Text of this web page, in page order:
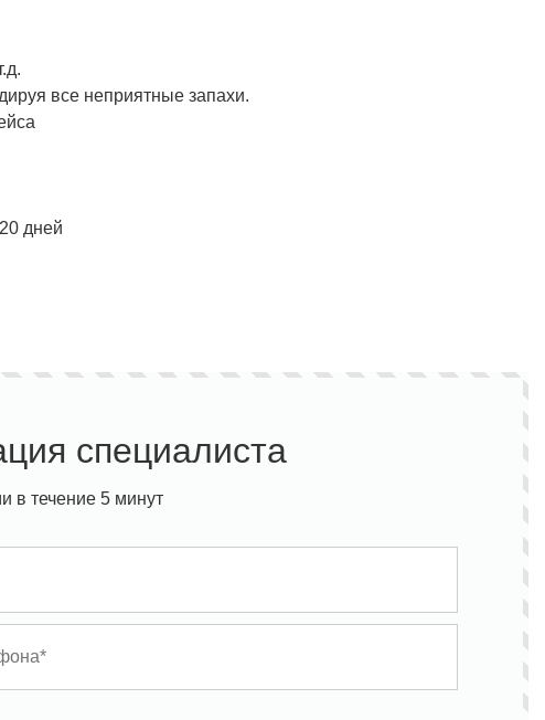
все неприятные запахи.
дней
специалиста
в течение 5 минут